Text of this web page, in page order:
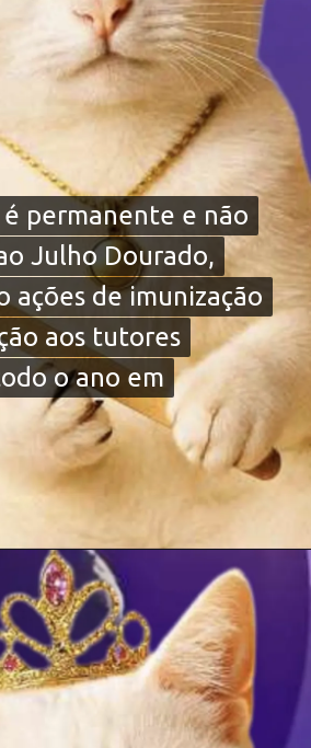
é permanente e não
Julho Dourado,
ações de imunização
aos tutores
o ano em
é permanente e não
Julho Dourado,
ações de imunização
aos tutores
o ano em